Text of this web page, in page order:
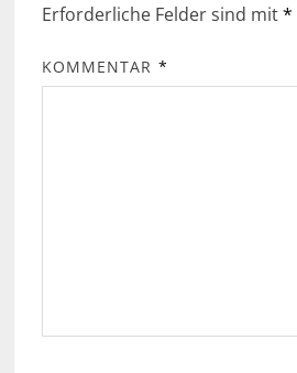
Erforderliche Felder sind mit*
KOMMENTAR *